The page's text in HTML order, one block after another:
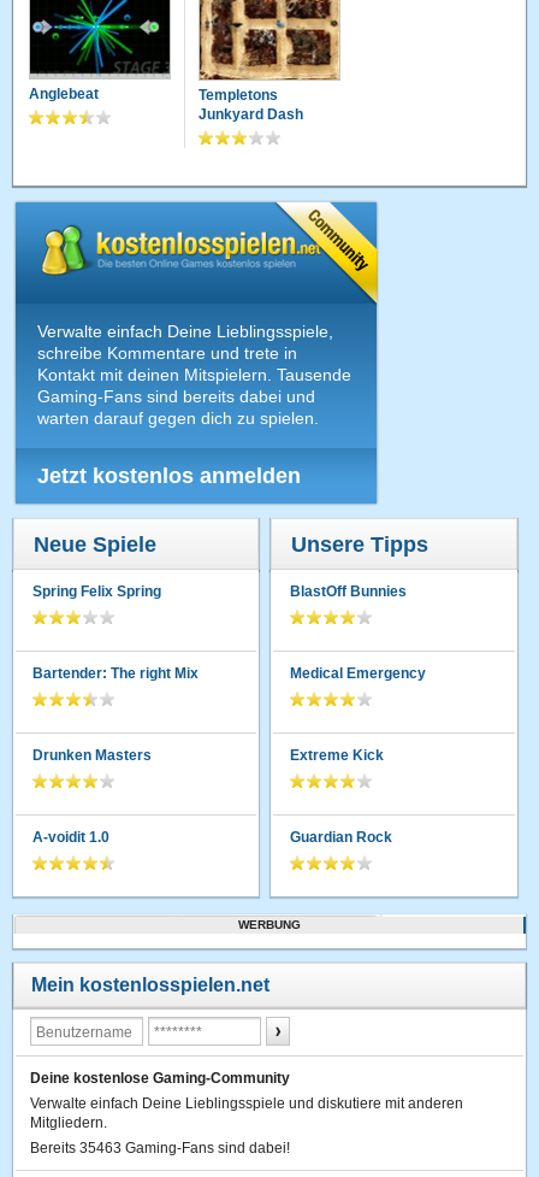
Anglebeat
Templetons
Junkyard Dash
Verwalte einfach Deine Lieblingsspiele,
schreibe Kommentare und trete in
Kontakt mit deinen Mitspielern. Tausende
Gaming-Fans sind bereits dabei und
warten darauf gegen dich zu spielen.
Jetzt kostenlos anmelden
Neue Spiele
Spring Felix Spring
Bartender: The right Mix
Drunken Masters
A-voidit 1.0
Unsere Tipps
BlastOff Bunnies
Medical Emergency
Extreme Kick
Guardian Rock
WERBUNG
Mein kostenlosspielen.net
Deine kostenlose Gaming-Community
Verwalte einfach Deine Lieblingsspiele und diskutiere mit anderen
Mitgliedern.
Bereits 35463 Gaming-Fans sind dabei!